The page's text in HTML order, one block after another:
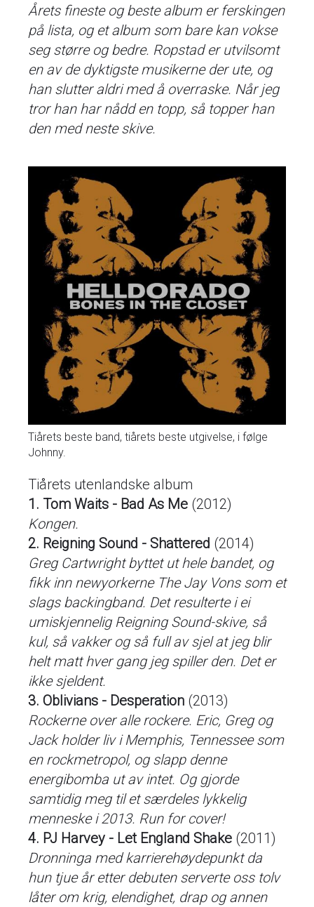
Årets fineste og beste album er ferskingen
på lista, og et album som bare kan vokse
seg større og bedre. Ropstad er utvilsomt
en av de dyktigste musikerne der ute, og
han slutter aldri med å overraske. Når jeg
tror han har nådd en topp, så topper han
den med neste skive.
Tiårets beste band, tiårets beste utgivelse, i følge
Johnny.
Tiårets utenlandske album
1. Tom Waits - Bad As Me (2012)
Kongen.
2. Reigning Sound - Shattered (2014)
Greg Cartwright byttet ut hele bandet, og
fikk inn newyorkerne The Jay Vons som et
slags backingband. Det resulterte i ei
umiskjennelig Reigning Sound-skive, så
kul, så vakker og så full av sjel at jeg blir
helt matt hver gang jeg spiller den. Det er
ikke sjeldent.
3. Oblivians - Desperation (2013)
Rockerne over alle rockere. Eric, Greg og
Jack holder liv i Memphis, Tennessee som
en rockmetropol, og slapp denne
energibomba ut av intet. Og gjorde
samtidig meg til et særdeles lykkelig
menneske i 2013. Run for cover!
4. PJ Harvey - Let England Shake (2011)
Dronninga med karrierehøydepunkt da
hun tjue år etter debuten serverte oss tolv
låter om krig, elendighet, drap og annen